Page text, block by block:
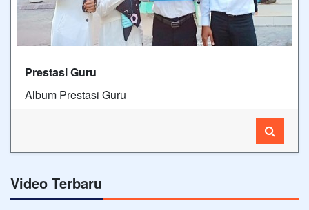
Prestasi Guru
Album Prestasi Guru
Video Terbaru